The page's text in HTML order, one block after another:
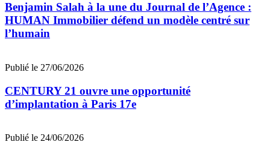
Benjamin Salah à la une du Journal de l’Agence :
HUMAN Immobilier défend un modèle centré sur
l’humain
Publié le 27/06/2026
CENTURY 21 ouvre une opportunité
d’implantation à Paris 17e
Publié le 24/06/2026